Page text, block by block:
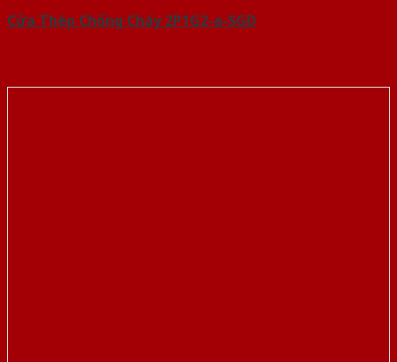
Cửa Thép Chống Cháy 2P1G2-a-SGD